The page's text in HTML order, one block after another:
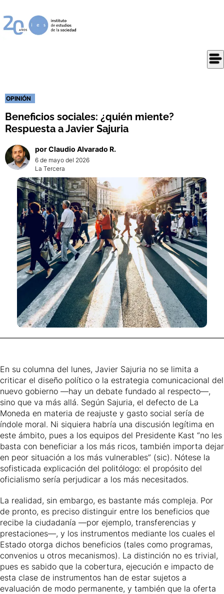
OPINIÓN
Beneficios sociales: ¿quién miente?
Respuesta a Javier Sajuria
porClaudio Alvarado R.
6 de mayo del 2026
La Tercera
En su columna del lunes, Javier Sajuria no se limita a
criticar el diseño político o la estrategia comunicacional del
nuevo gobierno —hay un debate fundado al respecto—,
sino que va más allá. Según Sajuria, el defecto de La
Moneda en materia de reajuste y gasto social sería de
índole moral. Ni siquiera habría una discusión legítima en
este ámbito, pues a los equipos del Presidente Kast “no les
basta con beneficiar a los más ricos, también importa dejar
en peor situación a los más vulnerables” (sic). Nótese la
sofisticada explicación del politólogo: el propósito del
oficialismo sería perjudicar a los más necesitados.
La realidad, sin embargo, es bastante más compleja. Por
de pronto, es preciso distinguir entre los beneficios que
recibe la ciudadanía —por ejemplo, transferencias y
prestaciones—, y los instrumentos mediante los cuales el
Estado otorga dichos beneficios (tales como programas,
convenios u otros mecanismos). La distinción no es trivial,
pues es sabido que la cobertura, ejecución e impacto de
esta clase de instrumentos han de estar sujetos a
evaluación de modo permanente, y también que la oferta